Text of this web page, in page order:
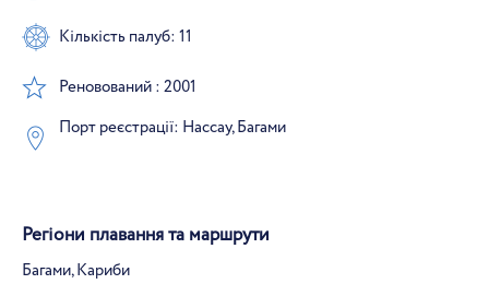
Кількість палуб: 11
Реновований : 2001
Порт реєстрації: Нассау, Багами
Регіони плавання та маршрути
Багами, Кариби